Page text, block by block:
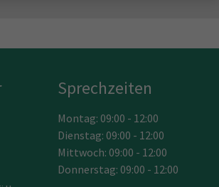
Sprechzeiten
Montag: 09:00 - 12:00
Dienstag: 09:00 - 12:00
Mittwoch: 09:00 - 12:00
Donnerstag: 09:00 - 12:00